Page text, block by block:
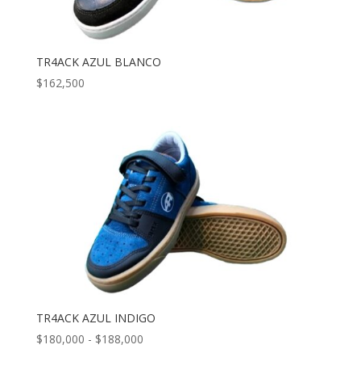
TR4ACK AZUL BLANCO
$162,500
TR4ACK AZUL INDIGO
$180,000 - $188,000Rango